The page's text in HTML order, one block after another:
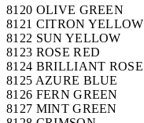
8120 OLIVE GREEN
8121 CITRON YELLOW
8122 SUN YELLOW
8123 ROSE RED
8124 BRILLIANT ROSE
8125 AZURE BLUE
8126 FERN GREEN
8127 MINT GREEN